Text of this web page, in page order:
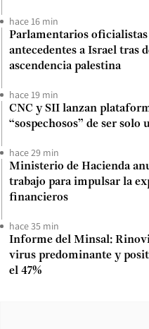
hace 16 min
Parlamentarios
antecedentes a Israel tras
ascendencia palestina
hace 19 min
CNC y SII lanzan
“sospechosos” de ser
hace 29 min
Ministerio de Hacienda
trabajo para impulsar la
financieros
hace 35 min
Informe del Minsal:
virus predominante y
el 47%